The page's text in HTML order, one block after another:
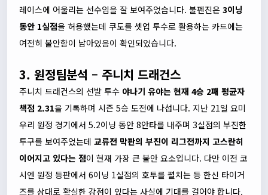
레이스에 어울리는 선수임을 잘 보여주었습니다. 불펜진은 3이닝
동안 1실점을 허용했는데 쿠도를 셋업 투수로 활용하는 카드에는
여전히 불안함이 남아있음이 확인되었습니다.
3. 원정팀분석 – 주니치 드래건스
주니치 드래건스의 선발 투수 야나기 유야는 현재 4승 2패 평균자
책점 2.31을 기록하며 시즌 5승 도전에 나섭니다. 지난 21일 요미
우리 원정 경기에서 5.2이닝 동안 8안타를 내주며 3실점의 부진한
투구를 보여주었는데 교류전 막판의 부진이 리그전까지 고스란히
이어지고 있다는 점이 현재 가장 큰 불안 요소입니다. 다만 이전 코
시엔 원정 등판에서 6이닝 1실점의 호투를 펼치는 등 한신 타이거
즈를 상대로 확실한 강점이 있다는 사실에 기대를 걸어야 합니다.